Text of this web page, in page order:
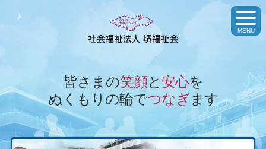
皆さまの笑顔と安心を
ぬくもりの輪でつなぎ ます
toggle
MENU